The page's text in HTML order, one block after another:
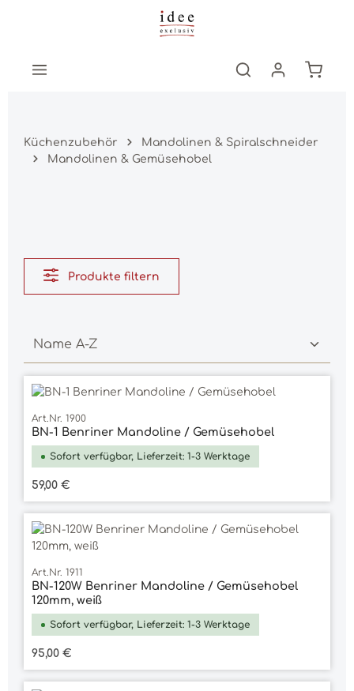
Zum Hauptinhalt springen
Küchenzubehör
Mandolinen & Spiralschneider
Mandolinen & Gemüsehobel
Produkte filtern
Art.Nr. 1900
BN-1 Benriner Mandoline / Gemüsehobel
Sofort verfügbar, Lieferzeit: 1-3 Werktage
Regulärer Preis:
59,00 €
Art.Nr. 1911
BN-120W Benriner Mandoline / Gemüsehobel
120mm, weiß
Sofort verfügbar, Lieferzeit: 1-3 Werktage
Regulärer Preis:
95,00 €